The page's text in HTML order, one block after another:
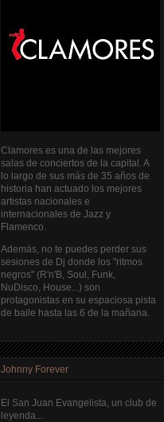
Clamores es una de las mejores
salas de conciertos de la capital. A
lo largo de sus más de 35 años de
historia han actuado los mejores
artistas nacionales e
internacionales de Jazz y
Flamenco.
Además, no te puedes perder sus
sesiones de Dj donde los "ritmos
negros" (R'n'B, Soul, Funk,
NuDisco, House...) son
protagonistas en su espaciosa pista
de baile hasta las 6 de la mañana.
Johnny Forever
El San Juan Evangelista, un club de
leyenda...